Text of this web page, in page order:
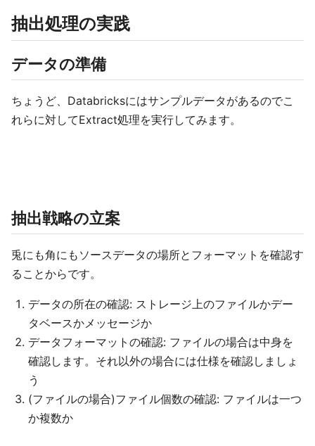
抽出処理の実践
データの準備
ちょうど、Databricksにはサンプルデータがあるのでこ
れらに対してExtract処理を実行してみます。
抽出戦略の立案
兎にも角にもソースデータの場所とフォーマットを確認す
ることからです。
データの所在の確認: ストレージ上のファイルかデー
タベースかメッセージか
データフォーマットの確認: ファイルの場合は中身を
確認します。それ以外の場合には仕様を確認しましょ
う
(ファイルの場合)ファイル個数の確認: ファイルは一つ
か複数か